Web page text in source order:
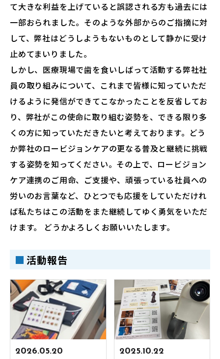
て大きな利益を上げていると誤認される方も過去には
一部おられました。そのような外部からのご指摘に対
して、弊社はどうしようもないものとして静かに受け
止めてまいりました。
しかし、医療現場で歯を食いしばって活動する弊社社
員の取り組みについて、これまで皆様に知っていただ
けるように発信ができてこなかったことを反省してお
り、弊社がこの使命に取り組む姿勢を、できる限り多
くの方に知っていただきたいと考えております。どう
か弊社のロービジョンケアの更なる普及と継続に挑戦
する姿勢を知ってください。その上で、ロービジョン
ケア連携のご用命、ご支援や、頑張っている社員への
労いのお言葉など、ひとつでも応援をしていただけれ
ば私たちはこの活動をまた継続してゆく勇気をいただ
けます。 どうかよろしくお願いいたします。
活動報告
2026.05.20 2025.10.22